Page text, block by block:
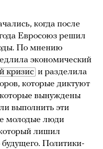
когда после
Евросоюз решил
По мнению
экономический
кризис и разделила
которые диктуют
вынуждены
выполнить эти
молодые люди
лишил
будущего. Политики-